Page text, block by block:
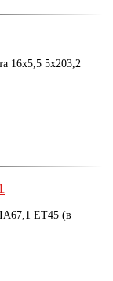
16х5,5 5х203,2
ET45 (в